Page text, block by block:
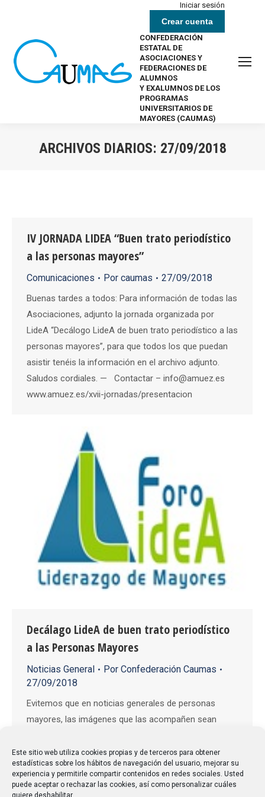
Este sitio web utiliza cookies propias y de terceros para obtener
estadísticas sobre los hábitos de navegación del usuario, mejorar su
experiencia y permitirle compartir contenidos en redes sociales. Usted
puede aceptar o rechazar las cookies, así como personalizar cuáles
quiere deshabilitar.
Iniciar sesión
Crear cuenta
CONFEDERACIÓN
ESTATAL DE
ASOCIACIONES Y
FEDERACIONES DE
ALUMNOS
Y EXALUMNOS DE LOS
PROGRAMAS
UNIVERSITARIOS DE
MAYORES (CAUMAS)
ARCHIVOS DIARIOS: 27/09/2018
IV JORNADA LIDEA “Buen trato periodístico
a las personas mayores”
Comunicaciones Por caumas 27/09/2018
Buenas tardes a todos: Para información de todas las
Asociaciones, adjunto la jornada organizada por
LideA “Decálogo LideA de buen trato periodístico a las
personas mayores”, para que todos los que puedan
asistir tenéis la información en el archivo adjunto.
Saludos cordiales. — Contactar – info@amuez.es
www.amuez.es/xvii-jornadas/presentacion
Decálago LideA de buen trato periodístico
a las Personas Mayores
Noticias General Por Confederación Caumas
27/09/2018
Evitemos que en noticias generales de personas
mayores, las imágenes que las acompañen sean
imagen plural de las personas mayores, con
actividades cotidianas y con personas activas,
dinámicas y alegres. Según el tipo de noticia, la